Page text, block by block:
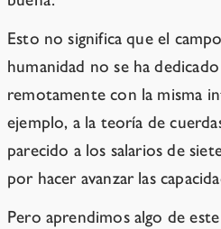
Esto no significa que el
humanidad no se ha
remotamente con la misma
ejemplo, a la teoría de
parecido a los salarios de
por hacer avanzar las
Pero aprendimos algo de